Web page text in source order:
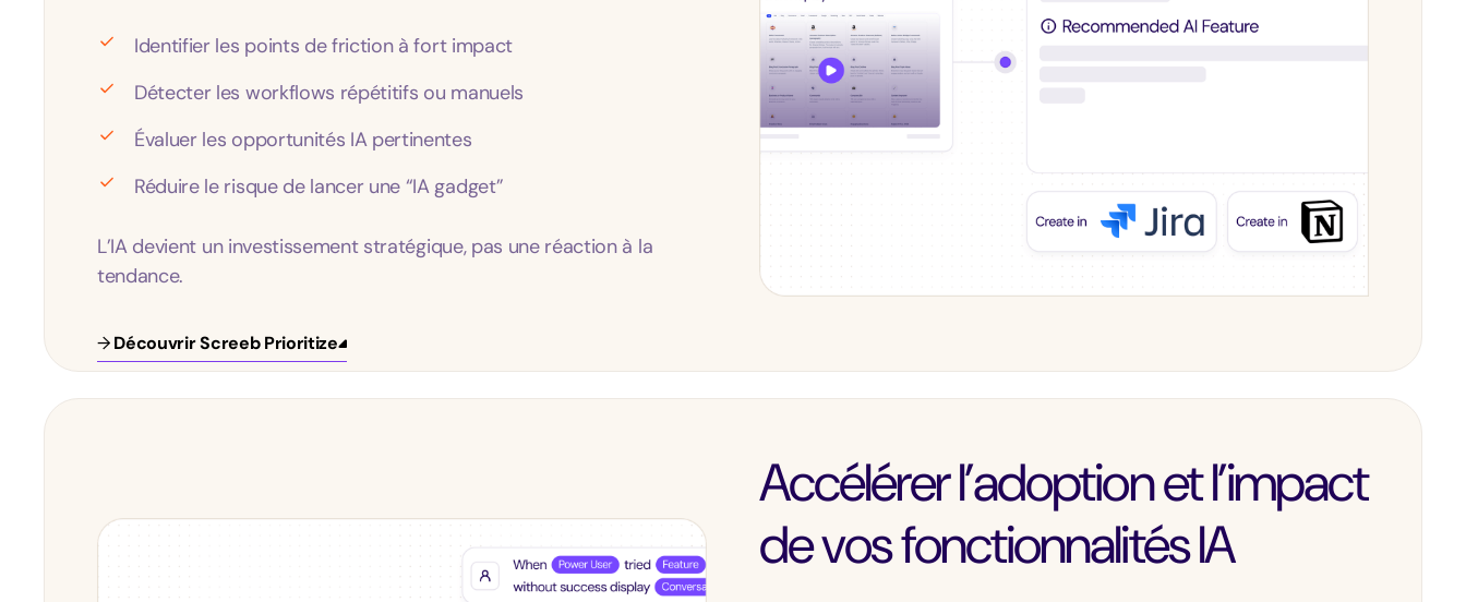
Identifier les points de friction à fort impact
Détecter les workflows répétitifs ou manuels
Évaluer les opportunités IA pertinentes
Réduire le risque de lancer une “IA gadget”
L’IA devient un investissement stratégique, pas une réaction à la
tendance.
→Découvrir Screeb Prioritize
Accélérer l’adoption et l’impact
de vos fonctionnalités IA